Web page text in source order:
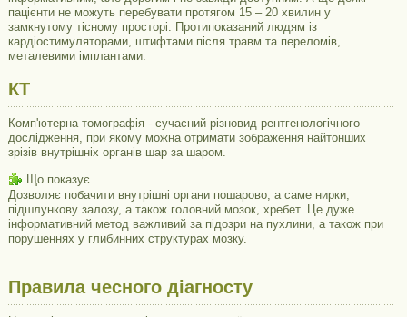
пацієнти не можуть перебувати протягом 15 – 20 хвилин у
замкнутому тісному просторі. Протипоказаний людям із
кардіостимуляторами, штифтами після травм та переломів,
металевими імплантами.
КТ
Комп'ютерна томографія - сучасний різновид рентгенологічного
дослідження, при якому можна отримати зображення найтонших
зрізів внутрішніх органів шар за шаром.
Що показує
Дозволяє побачити внутрішні органи пошарово, а саме нирки,
підшлункову залозу, а також головний мозок, хребет. Це дуже
інформативний метод важливий за підозри на пухлини, а також при
порушеннях у глибинних структурах мозку.
Правила чесного діагносту